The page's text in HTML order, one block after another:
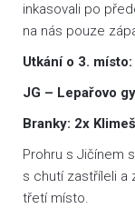
inkasovali po
na nás pouze
Utkání o 3. místo:
JG – Lepařovo
Branky: 2x
Prohru s Jičínem
s chutí zastříleli a
třetí místo.